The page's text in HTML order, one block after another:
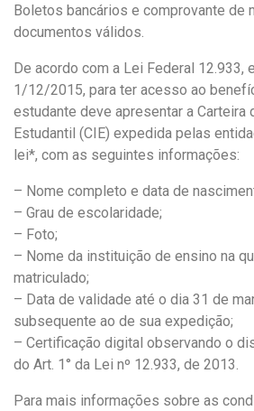
Boletos bancários e comprovante de
documentos válidos.
De acordo com a Lei Federal 12.933,
1/12/2015, para ter acesso ao
estudante deve apresentar a Carteira
Estudantil (CIE) expedida pelas
lei*, com as seguintes informações:
– Nome completo e data de
– Grau de escolaridade;
– Foto;
– Nome da instituição de ensino na
matriculado;
– Data de validade até o dia 31 de
subsequente ao de sua expedição;
– Certifi­cação digital observando o
do Art. 1° da Lei nº 12.933, de 2013.
Para mais informações sobre as